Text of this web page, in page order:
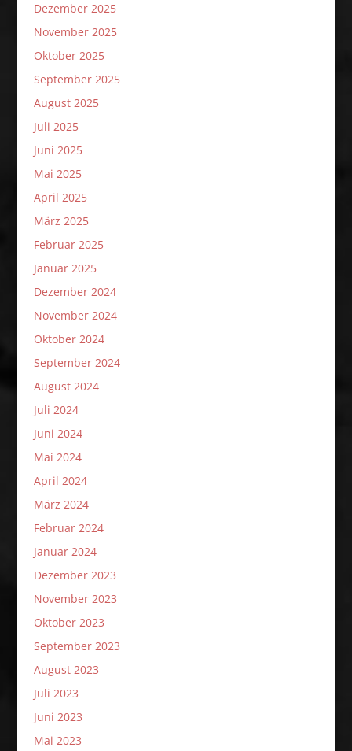
Dezember 2025
November 2025
Oktober 2025
September 2025
August 2025
Juli 2025
Juni 2025
Mai 2025
April 2025
März 2025
Februar 2025
Januar 2025
Dezember 2024
November 2024
Oktober 2024
September 2024
August 2024
Juli 2024
Juni 2024
Mai 2024
April 2024
März 2024
Februar 2024
Januar 2024
Dezember 2023
November 2023
Oktober 2023
September 2023
August 2023
Juli 2023
Juni 2023
Mai 2023